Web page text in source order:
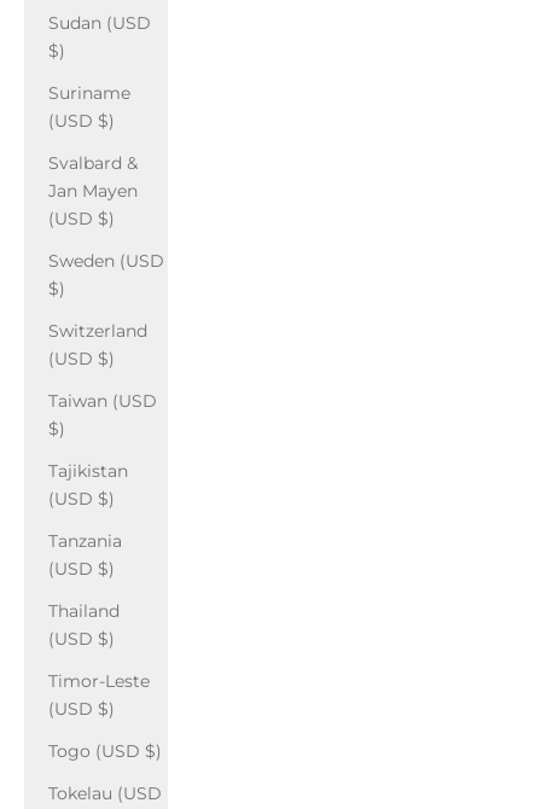
Sudan (USD
$)
Suriname
(USD $)
Svalbard &
Jan Mayen
(USD $)
Sweden (USD
$)
Switzerland
(USD $)
Taiwan (USD
$)
Tajikistan
(USD $)
Tanzania
(USD $)
Thailand
(USD $)
Timor-Leste
(USD $)
Togo (USD $)
Tokelau (USD